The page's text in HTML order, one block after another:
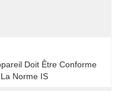
Doit Être Conforme
Norme IS